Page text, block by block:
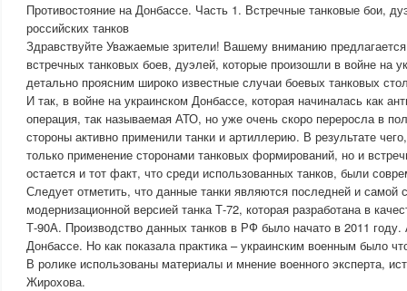
Противостояние на Донбассе. Часть 1. Встречные танковые бои,
российских танков
Здравствуйте Уважаемые зрители! Вашему вниманию
встречных танковых боев, дуэлей, которые произошли в войне на
детально проясним широко известные случаи боевых танковых
И так, в войне на украинском Донбассе, которая начиналась как
операция, так называемая АТО, но уже очень скоро переросла в
стороны активно применили танки и артиллерию. В результате
только применение сторонами танковых формирований, но и
остается и тот факт, что среди использованных танков, были
Следует отметить, что данные танки являются последней и самой
модернизационной версией танка Т-72, которая разработана в
Т-90А. Производство данных танков в РФ было начато в 2011 году.
Донбассе. Но как показала практика – украинским военным было
В ролике использованы материалы и мнение военного эксперта,
Жирохова.